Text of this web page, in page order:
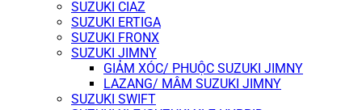
SUZUKI CIAZ
SUZUKI ERTIGA
SUZUKI FRONX
SUZUKI JIMNY
GIẢM XÓC/ PHUỘC SUZUKI JIMNY
LAZANG/ MÂM SUZUKI JIMNY
SUZUKI SWIFT